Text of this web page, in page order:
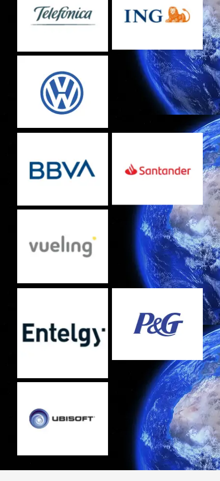
Sin leyenda Sin leyenda
Sin leyenda
Sin leyenda Sin leyenda
Sin leyenda
Sin leyenda
Sin leyenda
Sin leyenda